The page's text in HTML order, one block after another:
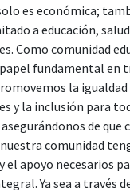
es económica;
a educación,
Como comunidad
fundamental en
la igualdad
y la inclusión para
de que
comunidad
el apoyo necesarios
Ya sea a través